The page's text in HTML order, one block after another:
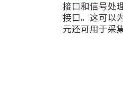
接口和信号处
接口。这可以
元还可用于采